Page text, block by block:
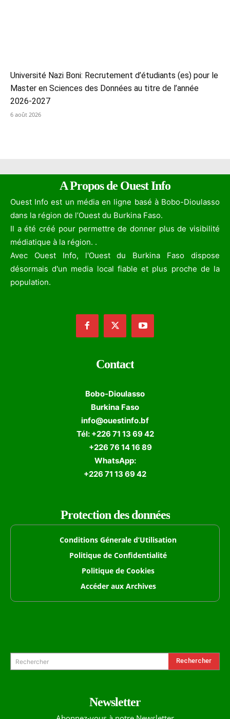
Université Nazi Boni: Recrutement d’étudiants (es) pour le
Master en Sciences des Données au titre de l’année
2026-2027
6 août 2026
A Propos de Ouest Info
Ouest Info est un média en ligne basé à Bobo-Dioulasso
dans la région de l’Ouest du Burkina Faso.
Il a été créé pour permettre de donner plus de visibilité
médiatique à la région. .
Avec Ouest Info, l'Ouest du Burkina Faso dispose
désormais d'un media local fiable et plus proche de la
population.
Contact
Bobo-Dioulasso
Burkina Faso
info@ouestinfo.bf
Tél: +226 71 13 69 42
+226 76 14 16 89
WhatsApp:
+226 71 13 69 42
Protection des données
Conditions Génerale d’Utilisation
Politique de Confidentialité
Politique de Cookies
Accéder aux Archives
Rechercher Rechercher
Newsletter